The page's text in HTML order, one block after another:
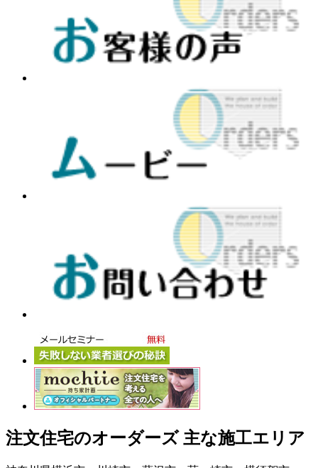
注文住宅のオーダーズ 主な施工エリア